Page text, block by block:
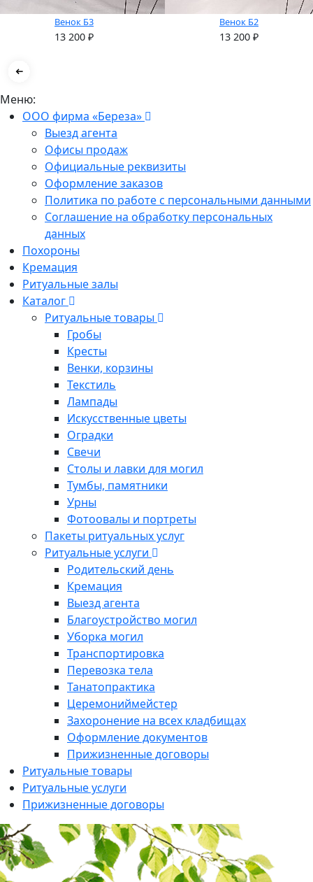
Венок Б3
13 200 ₽
Венок Б2
13 200 ₽
Меню:
ООО фирма «Береза»
Выезд агента
Офисы продаж
Официальные реквизиты
Оформление заказов
Политика по работе с персональными данными
Соглашение на обработку персональных
данных
Похороны
Кремация
Ритуальные залы
Каталог
Ритуальные товары
Гробы
Кресты
Венки, корзины
Текстиль
Лампады
Искусственные цветы
Оградки
Свечи
Столы и лавки для могил
Тумбы, памятники
Урны
Фотоовалы и портреты
Пакеты ритуальных услуг
Ритуальные услуги
Родительский день
Кремация
Выезд агента
Благоустройство могил
Уборка могил
Транспортировка
Перевозка тела
Танатопрактика
Церемониймейстер
Захоронение на всех кладбищах
Оформление документов
Прижизненные договоры
Ритуальные товары
Ритуальные услуги
Прижизненные договоры